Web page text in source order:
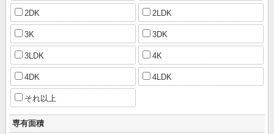
2DK 2LDK
3K 3DK
3LDK 4K
4DK 4LDK
それ以上
専有面積